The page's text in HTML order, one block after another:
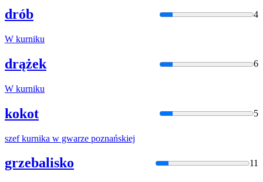
drób 4
W kurniku
drążek 6
W kurniku
kokot 5
szefkurnika w gwarze poznańskiej
grzebalisko 11